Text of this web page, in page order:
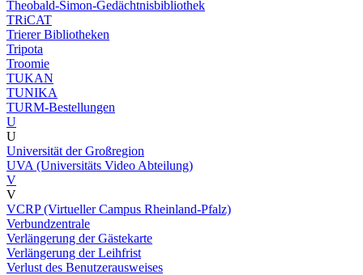
Theobald-Simon-Gedächtnisbibliothek
TRiCAT
Trierer Bibliotheken
Tripota
Troomie
TUKAN
TUNIKA
TURM-Bestellungen
U
U
Universität der Großregion
UVA (Universitäts Video Abteilung)
V
V
VCRP (Virtueller Campus Rheinland-Pfalz)
Verbundzentrale
Verlängerung der Gästekarte
Verlängerung der Leihfrist
Verlust des Benutzerausweises